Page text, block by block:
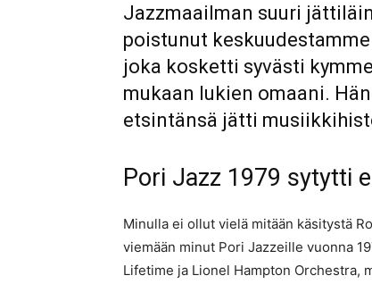
Jazzmaailman suuri
poistunut
joka kosketti syvästi
mukaan lukien omaani.
etsintänsä jätti
Pori Jazz 1979 sytytti
Minulla ei ollut vielä mitään käsitystä
viemään minut Pori Jazzeille vuonna
Lifetime ja Lionel Hampton Orchestra,